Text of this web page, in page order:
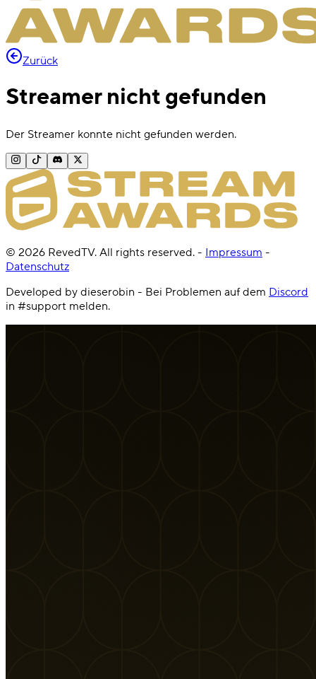
Zurück
Streamer nicht gefunden
Der Streamer konnte nicht gefunden werden.
© 2026 RevedTV. All rights reserved. - Impressum -
Datenschutz
Developed by dieserobin - Bei Problemen auf dem Discord
in #support melden.